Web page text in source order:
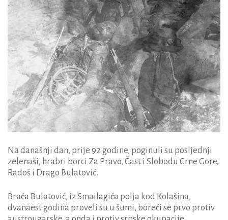
Na današnji dan, prije 92 godine, poginuli su posljednji
zelenaši, hrabri borci Za Pravo, Čast i Slobodu Crne Gore,
Radoš i Drago Bulatović.
Braća Bulatović, iz Smailagića polja kod Kolašina,
dvanaest godina proveli su u šumi, boreći se prvo protiv